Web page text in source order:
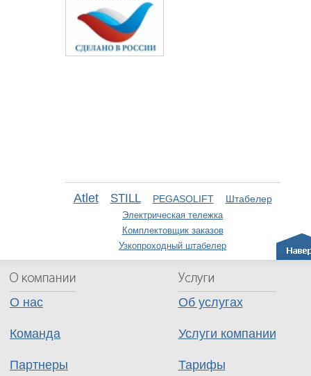
Atlet STILL PEGASOLIFT Штабелер
Электрическая тележка
Комплектовщик заказов
Узкопроходный штабелер
О нас
Команда
Партнеры
Об услугах
Услуги компании
Тарифы